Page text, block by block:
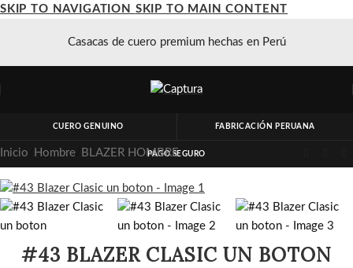
SKIP TO NAVIGATION SKIP TO MAIN CONTENT
Casacas de cuero premium hechas en Perú
CUERO GENUINO FABRICACIÓN PERUANA
PAGO SEGURO
Inicio Hombre BLAZER HOMBRE
#43 BLAZER CLASIC UN BOTON